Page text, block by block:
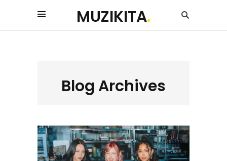
MUZIKITA.
Blog Archives